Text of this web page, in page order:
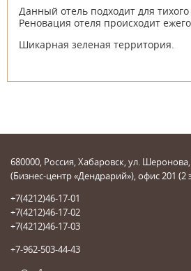
Данный отель подходит для
Реновация отеля происходит
Шикарная зеленая территория.
680000, Россия, Хабаровск, ул.
(Бизнес-центр «Дендрарий»), офис 201 (2
+7(4212)46-17-01
+7(4212)46-17-02
+7(4212)46-17-03
+7-962-503-44-43